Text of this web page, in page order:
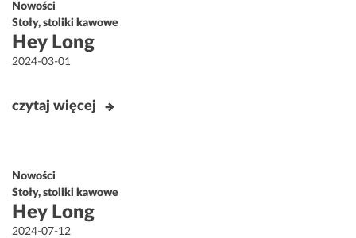
Nowości
Stoły, stoliki kawowe
Hey Long
Opublikowane
2024-03-01
czytaj więcej
Nowości
Stoły, stoliki kawowe
Hey Long
Opublikowane
2024-07-12